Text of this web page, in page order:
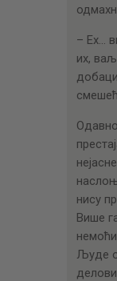
– Ех…
их,
нису
Више
Људе